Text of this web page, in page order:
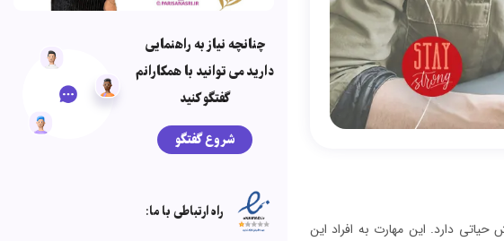
دارد. این مهارت به افراد این
چنانچه نیاز به راهنمایی
دارید می توانید با همکارانم
گفتگو کنید
شروع گفتگو
راه ارتباطی با ما: